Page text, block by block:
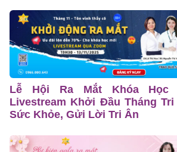
Lễ Hội Ra Mắt Khóa Học
Livestream Khởi Đầu Tháng
Sức Khỏe, Gửi Lời Tri Ân